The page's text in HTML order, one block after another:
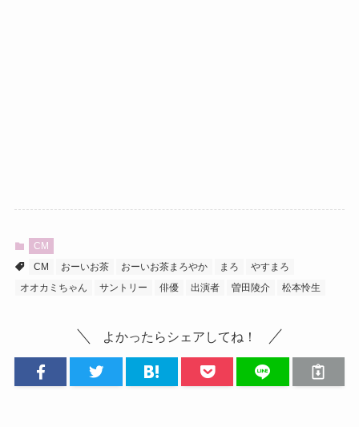
CM
CM
おーいお茶 おーいお茶まろやか まろ
やすまろ
オオカミちゃん
サントリー 俳優 出演者 曽田陵介 松本怜生
よかったらシェアしてね！